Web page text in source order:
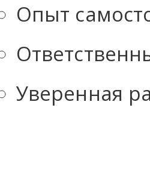
Опыт
Уверенная